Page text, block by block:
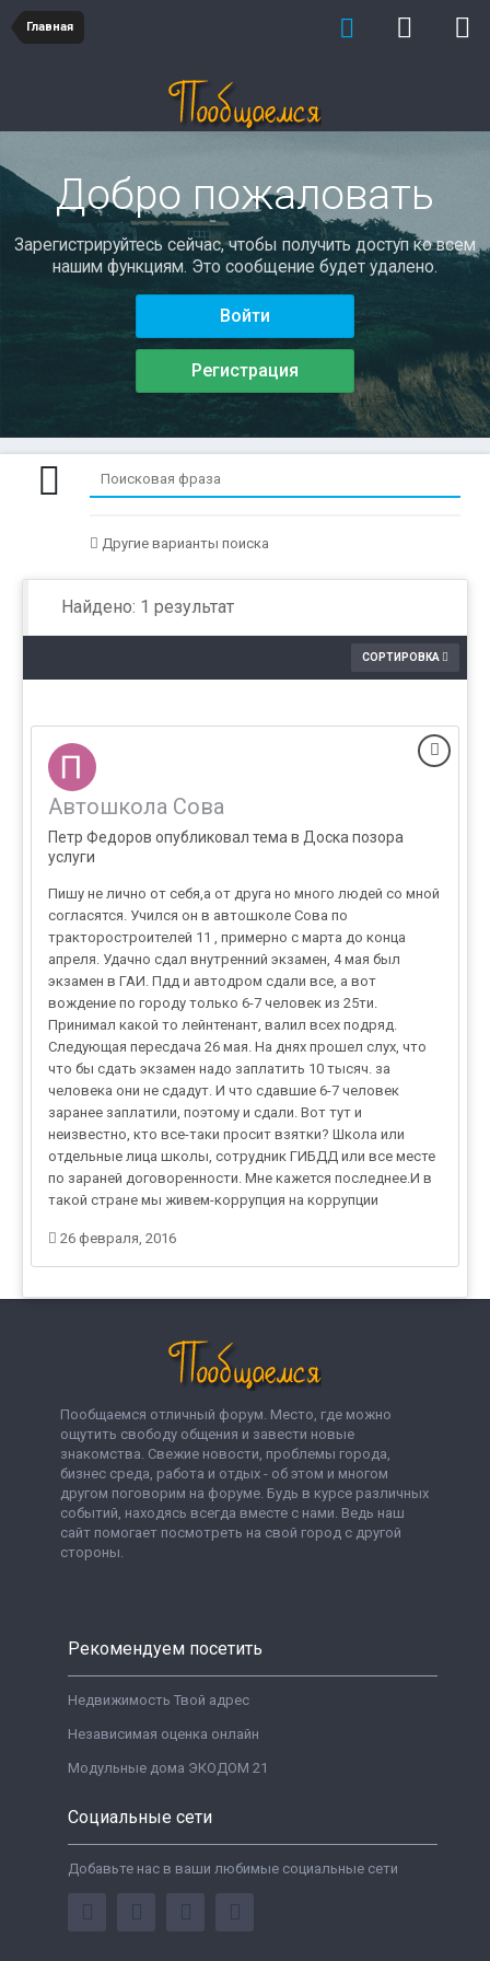
Главная
Добро пожаловать
Зарегистрируйтесь сейчас, чтобы получить доступ ко всем
нашим функциям. Это сообщение будет удалено.
Войти
Регистрация
Другие варианты поиска
Найдено: 1 результат
СОРТИРОВКА
Автошкола Сова
Петр Федоров опубликовал тема в Доска позора
услуги
Пишу не лично от себя,а от друга но много людей со мной
согласятся. Учился он в автошколе Сова по
тракторостроителей 11 , примерно с марта до конца
апреля. Удачно сдал внутренний экзамен, 4 мая был
экзамен в ГАИ. Пдд и автодром сдали все, а вот
вождение по городу только 6-7 человек из 25ти.
Принимал какой то лейнтенант, валил всех подряд.
Следующая пересдача 26 мая. На днях прошел слух, что
что бы сдать экзамен надо заплатить 10 тысяч. за
человека они не сдадут. И что сдавшие 6-7 человек
заранее заплатили, поэтому и сдали. Вот тут и
неизвестно, кто все-таки просит взятки? Школа или
отдельные лица школы, сотрудник ГИБДД или все месте
по зараней договоренности. Мне кажется последнее.И в
такой стране мы живем-коррупция на коррупции
26 февраля, 2016
Пообщаемся отличный форум. Место, где можно
ощутить свободу общения и завести новые
знакомства. Свежие новости, проблемы города,
бизнес среда, работа и отдых - об этом и многом
другом поговорим на форуме. Будь в курсе различных
событий, находясь всегда вместе с нами. Ведь наш
сайт помогает посмотреть на свой город с другой
стороны.
Рекомендуем посетить
Недвижимость Твой адрес
Независимая оценка онлайн
Модульные дома ЭКОДОМ 21
Социальные сети
Добавьте нас в ваши любимые социальные сети